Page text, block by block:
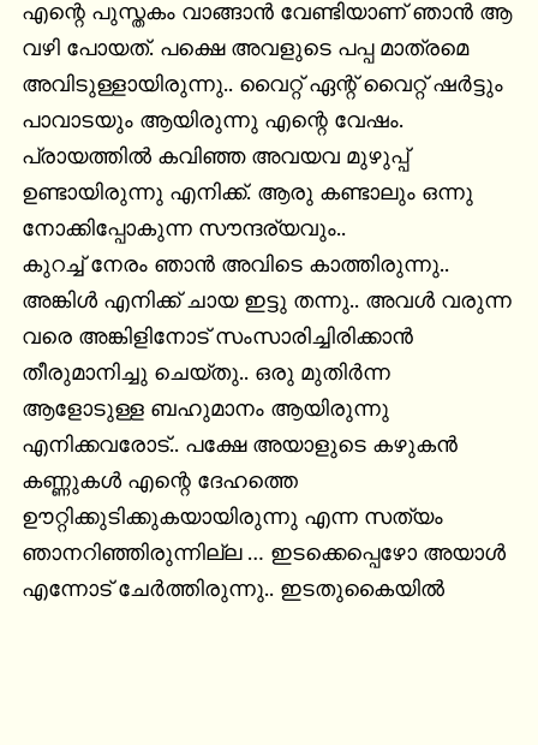
എന്റെ പുസ്തകം വാങ്ങാൻ വേണ്ടിയാണ് ഞാൻ ആ
വഴി പോയത്. പക്ഷെ അവളുടെ പപ്പ മാത്രമെ
അവിടുള്ളായിരുന്നു.. വൈറ്റ് ഏന്റ് വൈറ്റ് ഷർട്ടും
പാവാടയും ആയിരുന്നു എന്റെ വേഷം.
പ്രായത്തിൽ കവിഞ്ഞ അവയവ മുഴുപ്പ്
ഉണ്ടായിരുന്നു എനിക്ക്. ആരു കണ്ടാലും ഒന്നു
നോക്കിപ്പോകുന്ന സൗന്ദര്യവും..
കുറച്ച് നേരം ഞാൻ അവിടെ കാത്തിരുന്നു..
അങ്കിൾ എനിക്ക് ചായ ഇട്ടു തന്നു.. അവൾ വരുന്ന
വരെ അങ്കിളിനോട് സംസാരിച്ചിരിക്കാൻ
തീരുമാനിച്ചു ചെയ്തു.. ഒരു മുതിർന്ന
ആളോടുള്ള ബഹുമാനം ആയിരുന്നു
എനിക്കവരോട്.. പക്ഷേ അയാളുടെ കഴുകൻ
കണ്ണുകൾ എന്റെ ദേഹത്തെ
ഊറ്റിക്കുടിക്കുകയായിരുന്നു എന്ന സത്യം
ഞാനറിഞ്ഞിരുന്നില്ല … ഇടക്കെപ്പെഴോ അയാൾ
എന്നോട് ചേർത്തിരുന്നു.. ഇടതുകൈയിൽ